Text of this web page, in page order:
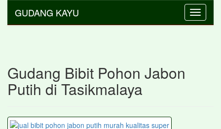
Toggle
GUDANG KAYU
Gudang Bibit Pohon Jabon
Putih di Tasikmalaya